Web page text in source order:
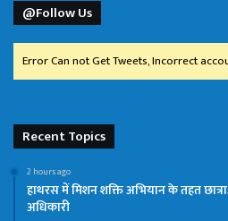
@Follow Us
Error Can not Get Tweets, Incorrect
Recent Topics
2 hours ago
हाथरस में मिशन शक्ति अभियान के तहत
अधिकारी